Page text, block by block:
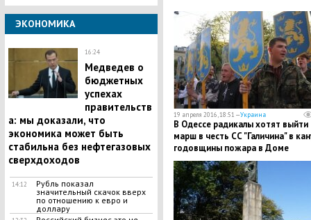
ЭКОНОМИКА
16:24
Медведев о
бюджетных
успехах
правительств
а: мы доказали, что
экономика может быть
стабильна без нефтегазовых
сверхдоходов
14:12
Рубль показал
значительный скачок вверх
по отношению к евро и
доллару
19 апреля 2016, 18:51 —Украина
В Одессе радикалы хотят выйти
марш в честь СС "Галичина" в
годовщины пожара в Доме
профсоюзов